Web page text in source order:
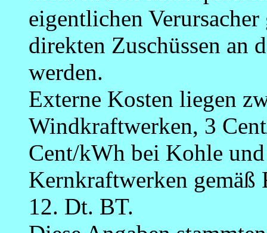
eigentlichen
direkten Zuschüssen an
werden.
Externe Kosten liegen
Windkraftwerken, 3
Cent/kWh bei Kohle
Kernkraftwerken gemäß
12. Dt. BT.